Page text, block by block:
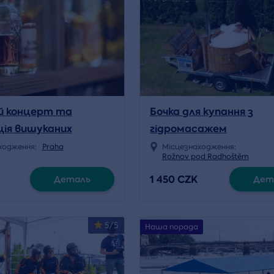
концерт та
вишуканих
Praha
Деталь
Бочка для купання з
гідромасажем
Місцезнаходження:
Rožnov pod Radhoštěm
1 450 CZK
5/5 Наша порада